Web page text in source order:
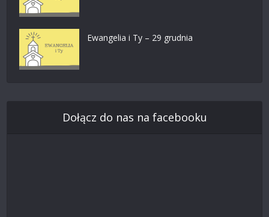
Ewangelia i Ty – 29 grudnia
Dołącz do nas na facebooku